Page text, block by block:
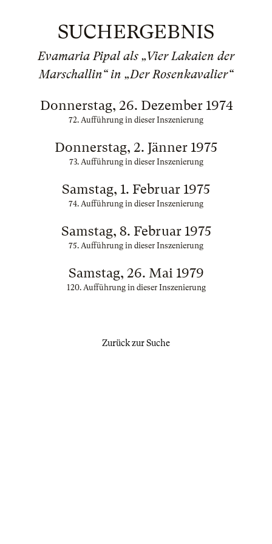
SUCHERGEBNIS
Evamaria Pipal als „Vier Lakaien der
Marschallin“ in „Der Rosenkavalier“
Donnerstag, 26. Dezember 1974
72. Aufführung in dieser Inszenierung
Donnerstag, 2. Jänner 1975
73. Aufführung in dieser Inszenierung
Samstag, 1. Februar 1975
74. Aufführung in dieser Inszenierung
Samstag, 8. Februar 1975
75. Aufführung in dieser Inszenierung
Samstag, 26. Mai 1979
120. Aufführung in dieser Inszenierung
Zurück zur Suche